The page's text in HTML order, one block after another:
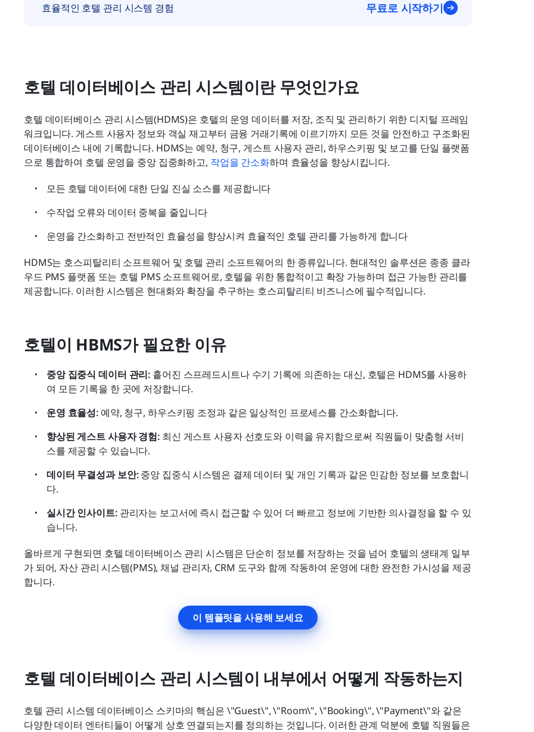
효율적인 호텔 관리 시스템 경험 무료로 시작하기
호텔 데이터베이스 관리 시스템이란 무엇인가요
호텔 데이터베이스 관리 시스템(HDMS)은 호텔의 운영 데이터를 저장, 조직 및 관리하기 위한 디지털 프레임
워크입니다. 게스트 사용자 정보와 객실 재고부터 금융 거래기록에 이르기까지 모든 것을 안전하고 구조화된
데이터베이스 내에 기록합니다. HDMS는 예약, 청구, 게스트 사용자 관리, 하우스키핑 및 보고를 단일 플랫폼
으로 통합하여 호텔 운영을 중앙 집중화하고, 작업을 간소화하며 효율성을 향상시킵니다.
모든 호텔 데이터에 대한 단일 진실 소스를 제공합니다
수작업 오류와 데이터 중복을 줄입니다
운영을 간소화하고 전반적인 효율성을 향상시켜 효율적인 호텔 관리를 가능하게 합니다
HDMS는 호스피탈리티 소프트웨어 및 호텔 관리 소프트웨어의 한 종류입니다. 현대적인 솔루션은 종종 클라
우드 PMS 플랫폼 또는 호텔 PMS 소프트웨어로, 호텔을 위한 통합적이고 확장 가능하며 접근 가능한 관리를
제공합니다. 이러한 시스템은 현대화와 확장을 추구하는 호스피탈리티 비즈니스에 필수적입니다.
호텔이 HBMS가 필요한 이유
중앙 집중식 데이터 관리: 흩어진 스프레드시트나 수기 기록에 의존하는 대신, 호텔은 HDMS를 사용하
여 모든 기록을 한 곳에 저장합니다.
운영 효율성: 예약, 청구, 하우스키핑 조정과 같은 일상적인 프로세스를 간소화합니다.
향상된 게스트 사용자 경험: 최신 게스트 사용자 선호도와 이력을 유지함으로써 직원들이 맞춤형 서비
스를 제공할 수 있습니다.
데이터 무결성과 보안: 중앙 집중식 시스템은 결제 데이터 및 개인 기록과 같은 민감한 정보를 보호합니
다.
실시간 인사이트: 관리자는 보고서에 즉시 접근할 수 있어 더 빠르고 정보에 기반한 의사결정을 할 수 있
습니다.
올바르게 구현되면 호텔 데이터베이스 관리 시스템은 단순히 정보를 저장하는 것을 넘어 호텔의 생태계 일부
가 되어, 자산 관리 시스템(PMS), 채널 관리자, CRM 도구와 함께 작동하여 운영에 대한 완전한 가시성을 제공
합니다.
이 템플릿을 사용해 보세요
호텔 데이터베이스 관리 시스템이 내부에서 어떻게 작동하는지
호텔 관리 시스템 데이터베이스 스키마의 핵심은 \"Guest\", \"Room\", \"Booking\", \"Payment\"와 같은
다양한 데이터 엔터티들이 어떻게 상호 연결되는지를 정의하는 것입니다. 이러한 관계 덕분에 호텔 직원들은